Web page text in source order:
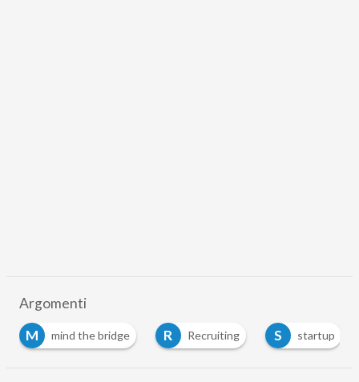
Argomenti
M
mind the bridge R Recruiting S startup